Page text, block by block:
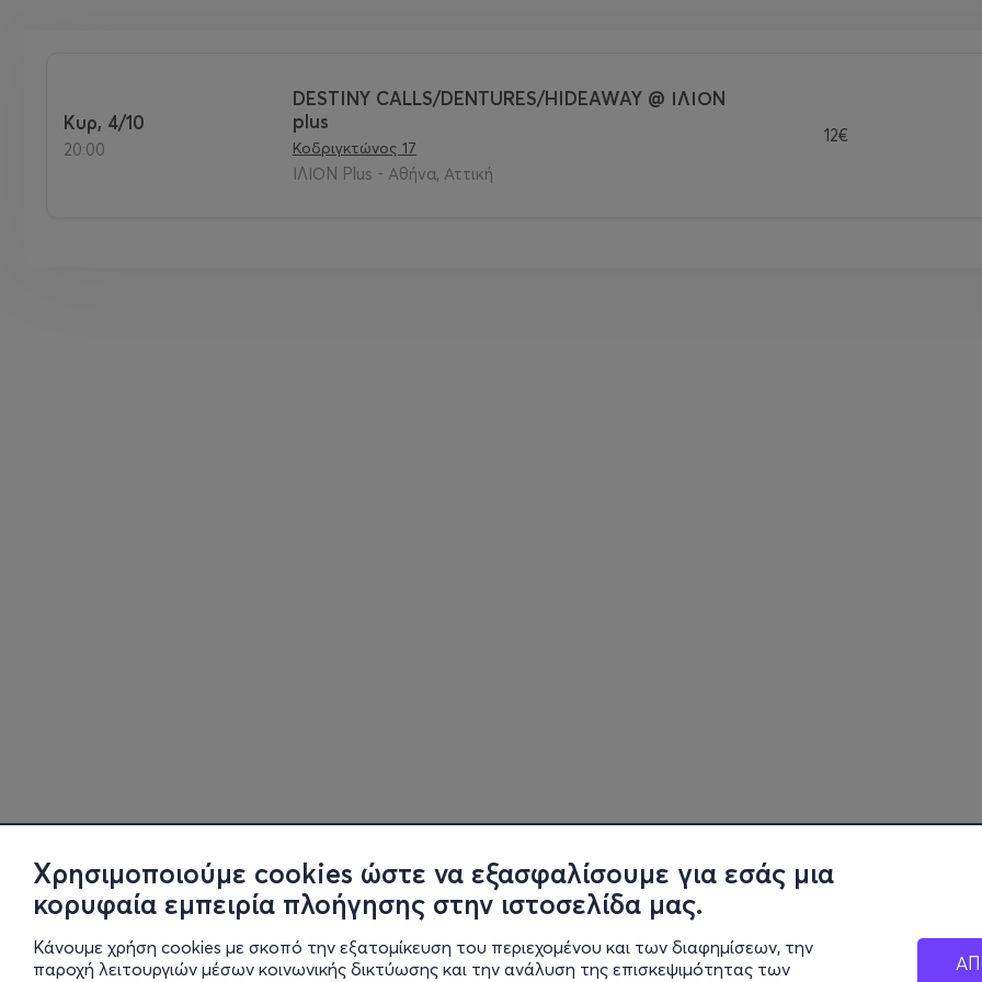
Χρησιμοποιούμε cookies ώστε να εξασφαλίσουμε για εσάς μια
κορυφαία εμπειρία πλοήγησης στην ιστοσελίδα μας.
Κάνουμε χρήση cookies με σκοπό την εξατομίκευση του περιεχομένου και των διαφημίσεων, την
παροχή λειτουργιών μέσων κοινωνικής δικτύωσης και την ανάλυση της επισκεψιμότητας των
Κυρ, 4/10
20:00
DESTINY CALLS/DENTURES/HIDEAWAY @ ΙΛΙΟΝ
plus
Κοδριγκτώνος 17
ΙΛΙΟΝ Plus - Αθήνα, Αττική
12€